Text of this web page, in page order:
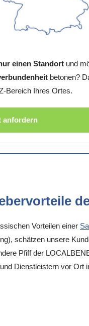
einen Standort und
betonen?
Bereich Ihres Ortes.
anfordern
Vorteilen einer
schätzen unsere
Pfiff der
Dienstleistern vor Ort